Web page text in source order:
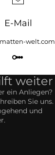
E-Mail
welt.com
weiter
ein Anliegen?
Sie uns.
und